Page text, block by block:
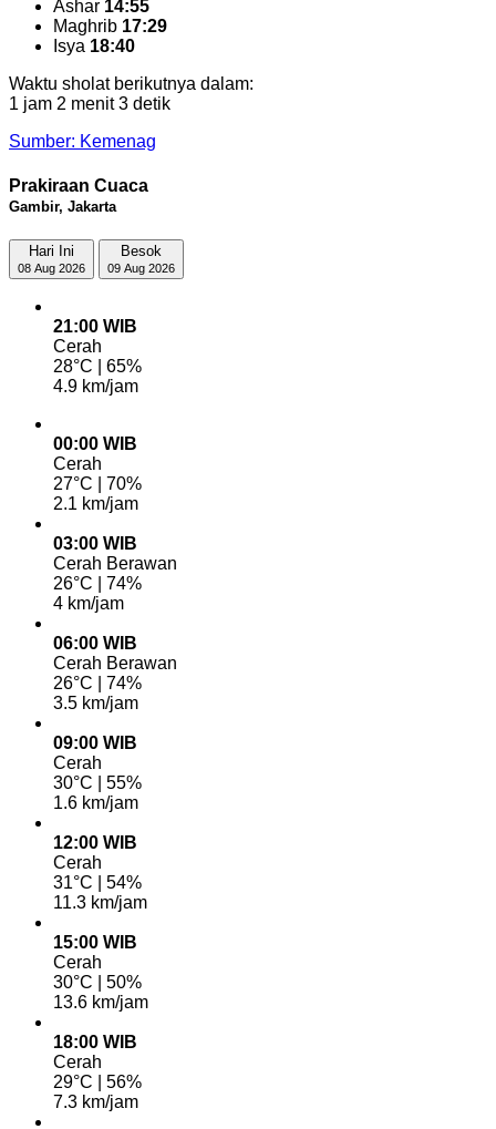
Ashar 14:55
Maghrib 17:29
Isya 18:40
Waktu sholat berikutnya dalam:
1 jam 2 menit 2 detik
Sumber: Kemenag
Prakiraan Cuaca
Gambir, Jakarta
Hari Ini
08 Aug 2026
Besok
09 Aug 2026
21:00 WIB
Cerah
28°C | 65%
4.9 km/jam
00:00 WIB
Cerah
27°C | 70%
2.1 km/jam
03:00 WIB
Cerah Berawan
26°C | 74%
4 km/jam
06:00 WIB
Cerah Berawan
26°C | 74%
3.5 km/jam
09:00 WIB
Cerah
30°C | 55%
1.6 km/jam
12:00 WIB
Cerah
31°C | 54%
11.3 km/jam
15:00 WIB
Cerah
30°C | 50%
13.6 km/jam
18:00 WIB
Cerah
29°C | 56%
7.3 km/jam